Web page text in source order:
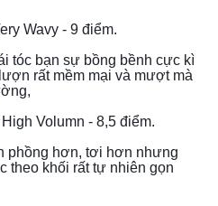
Wavy - 9 điểm.
tóc bạn sự bồng bềnh cực kì
rất mềm mại và mượt mà
High Volumn - 8,5 điểm.
phồng hơn, tơi hơn nhưng
theo khối rất tự nhiên gọn